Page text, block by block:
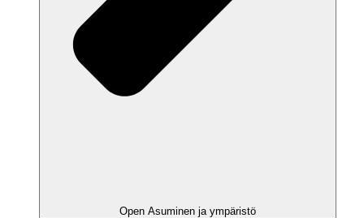
Open Asuminen ja ympäristö